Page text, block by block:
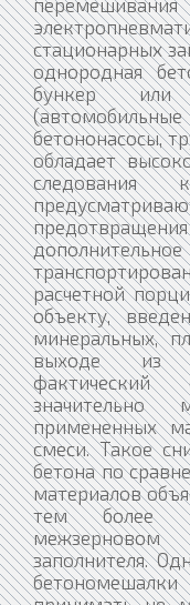
стационарных
однородная
бункер или
бетононасосы,
обладает
расчетной
объекту,
минеральных,
выходе из
примененных
смеси. Такое
бетона по
материалов
тем более
межзерновом
заполнителя.